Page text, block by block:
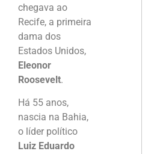
chegava ao
Recife, a primeira
dama dos
Estados Unidos,
Eleonor
Roosevelt.
Há 55 anos,
nascia na Bahia,
o líder político
Luiz Eduardo